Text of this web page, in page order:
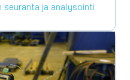
seuranta ja analysointi